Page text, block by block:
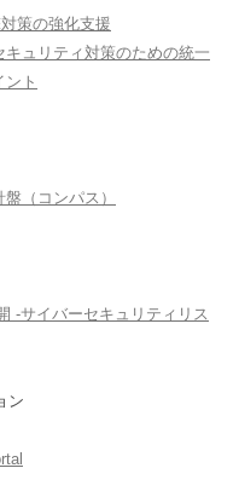
策の強化支援
キュリティ対策のための統一
ト
（コンパス）
-サイバーセキュリティリス
ン